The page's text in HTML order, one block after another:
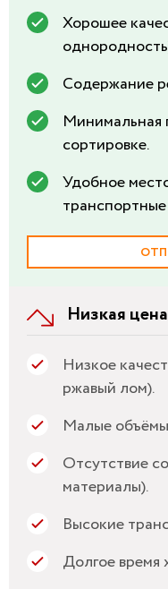
Хорошее
Содержание
Минимальная
сортировке.
Удобное
Низкая
Низкое
ржавый лом).
Малые
Отсутствие
материалы).
Высокие
Долгое время